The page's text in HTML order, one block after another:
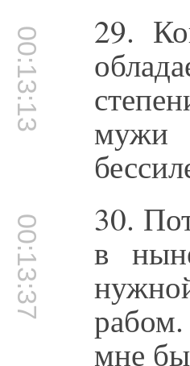
00:13:13 29.
мужи
00:13:37 30.
в
мне